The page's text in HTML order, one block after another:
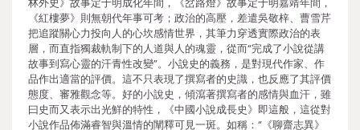
《紅樓夢》則無朝代年事可考；政治的高壓，差遣吳敬梓、曹雪芹
把追蹤關心力投向人的心坎感情世界，其筆力穿透實際政治的表
層，而直指獨裁軌制下的人道與人的魂靈，從而“完成了小說從講
故事到寫心靈的汗青性改變”。小說史的義務，是對現代作家、作
品作出適當的評價。這不只表現了撰寫者的史識，也反應了其評價
態度、審雅觀念等。好的小說史，傾瀉著撰寫者的感情與血汗，雖
曰史而又表示出光鮮的特性，《中國小說成長史》即這般，這從對
小說作品佈滿睿智與溫情的闡釋可見一斑。如稱：“《聊齋志異》